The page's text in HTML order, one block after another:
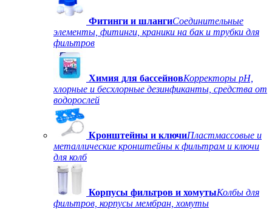
Фитинги и шлангиСоединительные
элементы, фитинги, краники на бак и трубки для
фильтров
Химия для бассейновКорректоры рН,
хлорные и бесхлорные дезинфиканты, средства от
водорослей
Кронштейны и ключиПластмассовые и
металлические кронштейны к фильтрам и ключи
для колб
Корпусы фильтров и хомутыКолбы для
фильтров, корпусы мембран, хомуты